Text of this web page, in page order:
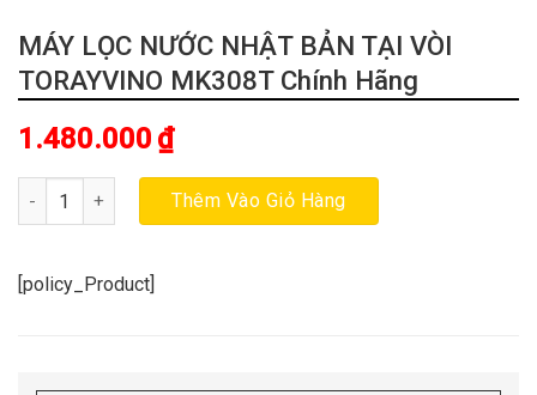
MÁY LỌC NƯỚC NHẬT BẢN TẠI VÒI
TORAYVINO MK308T Chính Hãng
1.480.000 ₫
MÁY LỌC NƯỚC NHẬT BẢN TẠI VÒI TORAYVINO MK308T Chính
Thêm Vào Giỏ Hàng
[policy_Product]